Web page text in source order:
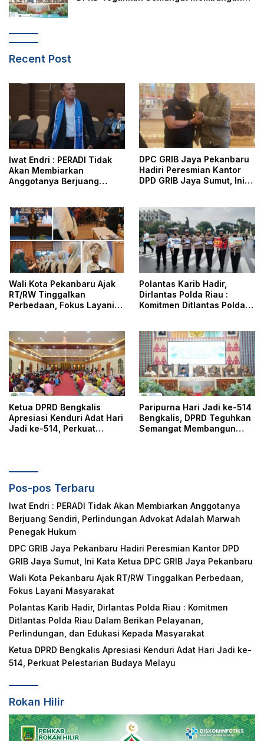
Recent Post
Iwat Endri : PERADI Tidak
Akan Membiarkan
Anggotanya Berjuang
Penegak Hukum
DPC GRIB Jaya Pekanbaru
Hadiri Peresmian Kantor
DPD GRIB Jaya Sumut, Ini
Wali Kota Pekanbaru Ajak
RT/RW Tinggalkan
Perbedaan, Fokus Layani
Polantas Karib Hadir,
Dirlantas Polda Riau :
Komitmen Ditlantas Polda
dan Edukasi Kepada
Masyarakat
Ketua DPRD Bengkalis
Apresiasi Kenduri Adat Hari
Jadi ke-514, Perkuat
Paripurna Hari Jadi ke-514
Bengkalis, DPRD Teguhkan
Semangat Membangun
Pos-pos Terbaru
Iwat Endri : PERADI Tidak Akan Membiarkan Anggotanya
Berjuang Sendiri, Perlindungan Advokat Adalah Marwah
Penegak Hukum
DPC GRIB Jaya Pekanbaru Hadiri Peresmian Kantor DPD
GRIB Jaya Sumut, Ini Kata Ketua DPC GRIB Jaya Pekanbaru
Wali Kota Pekanbaru Ajak RT/RW Tinggalkan Perbedaan,
Fokus Layani Masyarakat
Polantas Karib Hadir, Dirlantas Polda Riau : Komitmen
Ditlantas Polda Riau Dalam Berikan Pelayanan,
Perlindungan, dan Edukasi Kepada Masyarakat
Ketua DPRD Bengkalis Apresiasi Kenduri Adat Hari Jadi ke-
514, Perkuat Pelestarian Budaya Melayu
Rokan Hilir